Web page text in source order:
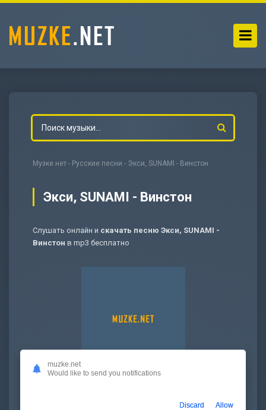
Музке.нет - Русские песни - Экси, SUNAMI - Винстон
Экси, SUNAMI - Винстон
Слушать онлайн и скачать песню Экси, SUNAMI -
Винстон в mp3 бесплатно
muzke.net
Would like to send you notifications
Discard Allow